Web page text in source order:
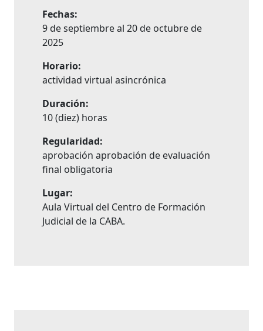
Fechas:
9 de septiembre al 20 de octubre de
2025
Horario:
actividad virtual asincrónica
Duración:
10 (diez) horas
Regularidad:
aprobación aprobación de evaluación
final obligatoria
Lugar:
Aula Virtual del Centro de Formación
Judicial de la CABA.